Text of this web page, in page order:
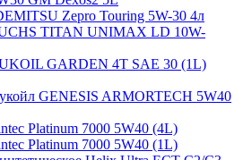
Zepro Touring 5W-30 4л
TITAN UNIMAX LD 10W-
GARDEN 4Т SAE 30 (1L)
GENESIS ARMORTECH 5W40
Platinum 7000 5W40 (4L)
Platinum 7000 5W40 (1L)